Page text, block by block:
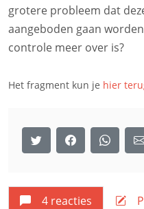
grotere probleem dat
aangeboden gaan
controle meer over is?
Het fragment kun je hier
4 reacties